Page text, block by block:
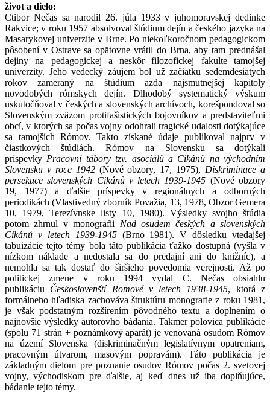
život a dielo:
Ctibor Nečas sa narodil 26. júla 1933 v juhomoravskej dedinke
Rakvice; v roku 1957 absolvoval štúdium dejín a českého jazyka na
Masarykovej univerzite v Brne. Po niekoľkoročnom pedagogickom
pôsobení v Ostrave sa opätovne vrátil do Brna, aby tam prednášal
dejiny na pedagogickej a neskôr filozofickej fakulte tamojšej
univerzity. Jeho vedecký záujem bol už začiatku sedemdesiatych
rokov zameraný na štúdium azda najsmutnejšej kapitoly
novodobých rómskych dejín. Dlhodobý systematický výskum
uskutočňoval v českých a slovenských archívoch, korešpondoval so
Slovenským zväzom protifašistických bojovníkov a predstaviteľmi
obcí, v ktorých sa počas vojny odohrali tragické udalosti dotýkajúce
sa tamojších Rómov. Takto získané údaje publikoval najprv v
čiastkových štúdiách. Rómov na Slovensku sa dotýkali
príspevky Pracovní tábory tzv. asociálů a Cikánů na východním
Slovensku v roce 1942(Nové obzory, 17, 1975), Diskriminace a
persekuce slovenských Cikánů v letech 1939-1945 (Nové obzory
19, 1977) a ďalšie príspevky v regionálnych a odborných
periodikách (Vlastivedný zborník Považia, 13, 1978, Obzor Gemera
10, 1979, Terezívnske listy 10, 1980). Výsledky svojho štúdia
potom zhrnul v monografii Nad osudem českých a slovenských
Cikánů v letech 1939-1945(Brno 1981). V dôsledku vtedajšej
tabuizácie tejto témy bola táto publikácia ťažko dostupná (vyšla v
nízkom náklade a nedostala sa do predajní ani do knižníc), a
nemohla sa tak dostať do širšieho povedomia verejnosti. Až po
politickej zmene v roku 1994 vydal C. Nečas obsiahlu
publikáciu Českoslovenští Romové v letech 1938-1945, ktorá z
formálneho hľadiska zachováva štruktúru monografie z roku 1981,
je však podstatným rozšírením pôvodného textu a doplnením o
najnovšie výsledky autorovho bádania. Takmer polovica publikácie
(spolu 71 strán + poznámkový aparát) je venovaná osudom Rómov
na území Slovenska (diskriminačným legislatívnym opatreniam,
pracovným útvarom, masovým popravám). Táto publikácia je
základným dielom pre poznanie osudov Rómov počas 2. svetovej
vojny, východiskom pre ďalšie, aj keď dnes už iba doplňujúce,
bádanie tejto témy.